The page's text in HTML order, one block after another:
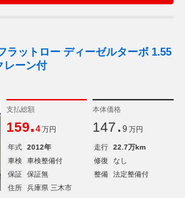
ラットロー ディーゼルターボ 1.55
レーン付
支払総額
159.4 万円
本体価格
147. 9 万円
年式 2012年 走行
22.7万km
車検
車検整備付 修復
なし
保証
保証無 整備
法定整備付
住所
兵庫県 三木市